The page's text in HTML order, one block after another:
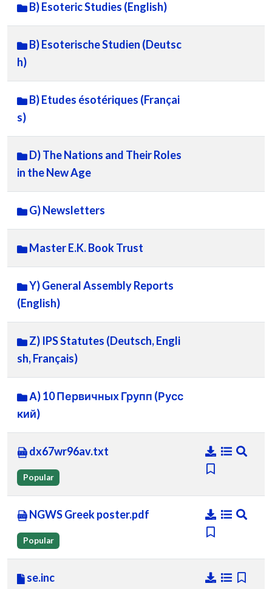
B) Esoteric Studies (English)
B) Esoterische Studien (Deutsc
h)
B) Etudes ésotériques (Françai
s)
D) The Nations and Their Roles
in the New Age
G) Newsletters
Master E.K. Book Trust
Y) General Assembly Reports
(English)
Z) IPS Statutes (Deutsch, Engli
sh, Français)
А) 10 Первичных Групп (Русс
кий)
dx67wr96av.txt
Popular
NGWS Greek poster.pdf
Popular
se.inc